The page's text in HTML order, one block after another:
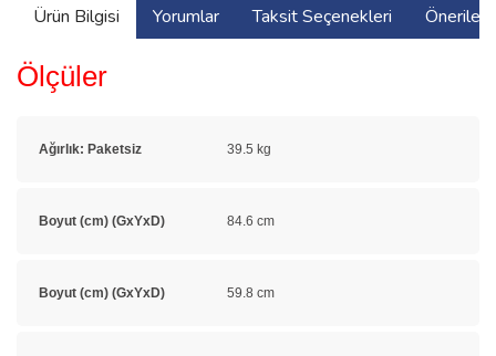
Ürün Bilgisi Yorumlar Taksit Seçenekleri
Ölçüler
Ağırlık: Paketsiz 39.5 kg
Boyut (cm) (GxYxD) 84.6 cm
Boyut (cm) (GxYxD) 59.8 cm